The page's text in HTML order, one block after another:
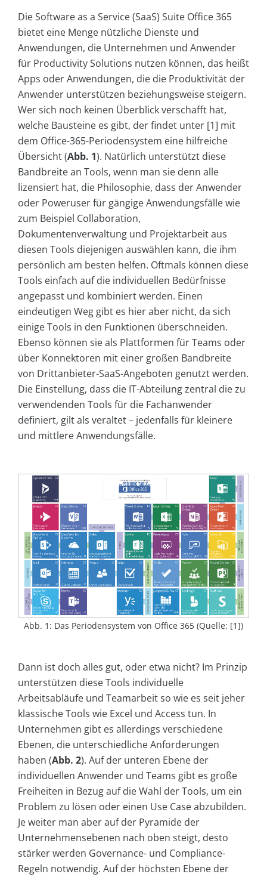
Die Software as a Service (SaaS) Suite Office 365
bietet eine Menge nützliche Dienste und
Anwendungen, die Unternehmen und Anwender
für Productivity Solutions nutzen können, das heißt
Apps oder Anwendungen, die die Produktivität der
Anwender unterstützen beziehungsweise steigern.
Wer sich noch keinen Überblick verschafft hat,
welche Bausteine es gibt, der findet unter [1] mit
dem Office-365-Periodensystem eine hilfreiche
Übersicht (Abb. 1). Natürlich unterstützt diese
Bandbreite an Tools, wenn man sie denn alle
lizensiert hat, die Philosophie, dass der Anwender
oder Poweruser für gängige Anwendungsfälle wie
zum Beispiel Collaboration,
Dokumentenverwaltung und Projektarbeit aus
diesen Tools diejenigen auswählen kann, die ihm
persönlich am besten helfen. Oftmals können diese
Tools einfach auf die individuellen Bedürfnisse
angepasst und kombiniert werden. Einen
eindeutigen Weg gibt es hier aber nicht, da sich
einige Tools in den Funktionen überschneiden.
Ebenso können sie als Plattformen für Teams oder
über Konnektoren mit einer großen Bandbreite
von Drittanbieter-SaaS-Angeboten genutzt werden.
Die Einstellung, dass die IT-Abteilung zentral die zu
verwendenden Tools für die Fachanwender
definiert, gilt als veraltet – jedenfalls für kleinere
und mittlere Anwendungsfälle.
Abb. 1: Das Periodensystem von Office 365 (Quelle: [1])
Dann ist doch alles gut, oder etwa nicht? Im Prinzip
unterstützen diese Tools individuelle
Arbeitsabläufe und Teamarbeit so wie es seit jeher
klassische Tools wie Excel und Access tun. In
Unternehmen gibt es allerdings verschiedene
Ebenen, die unterschiedliche Anforderungen
haben (Abb. 2). Auf der unteren Ebene der
individuellen Anwender und Teams gibt es große
Freiheiten in Bezug auf die Wahl der Tools, um ein
Problem zu lösen oder einen Use Case abzubilden.
Je weiter man aber auf der Pyramide der
Unternehmensebenen nach oben steigt, desto
stärker werden Governance- und Compliance-
Regeln notwendig. Auf der höchsten Ebene der